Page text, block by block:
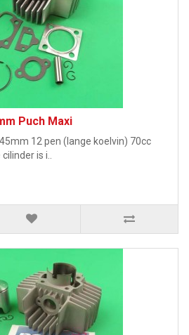
Puch Maxi
12 pen (lange koelvin) 70cc
is i..